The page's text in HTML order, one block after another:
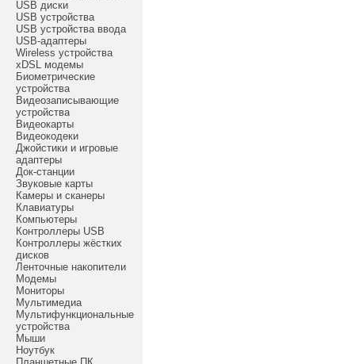
USB диски
USB устройства
USB устройства ввода
USB-адаптеры
Wireless устройства
xDSL модемы
Биометрические
устройства
Видеозаписывающие
устройства
Видеокарты
Видеокодеки
Джойстики и игровые
адаптеры
Док-станции
Звуковые карты
Камеры и сканеры
Клавиатуры
Компьютеры
Контроллеры USB
Контроллеры жёстких
дисков
Ленточные накопители
Модемы
Мониторы
Мультимедиа
Мультифункциональные
устройства
Мыши
Ноутбук